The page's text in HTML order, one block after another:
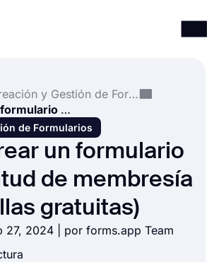
Creación y Gestión de Formularios
Cómo crear un formulario de solicitud de membresía (+ plantillas gratuitas)
de Formularios
un formulario
de membresía
gratuitas)
27, 2024 | por forms.app Team